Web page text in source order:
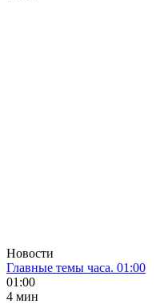
Новости
Главные темы часа. 01:00
01:00
4 мин